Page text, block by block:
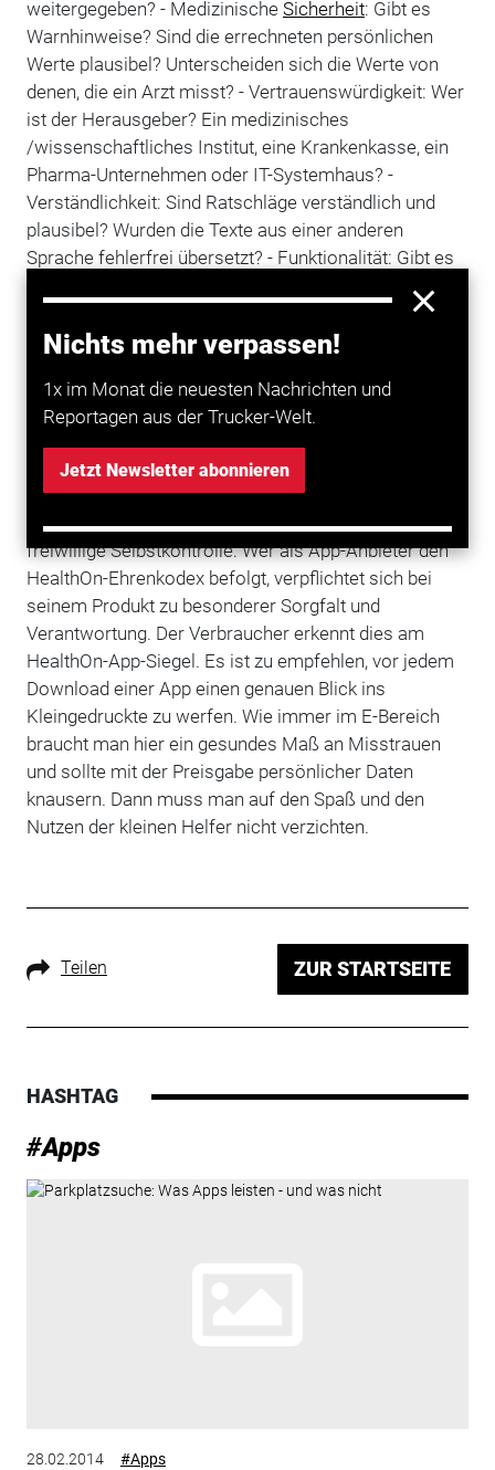
Nichts mehr verpassen!
1x im Monat die neuesten Nachrichten und
Reportagen aus der Trucker-Welt.
Jetzt Newsletter abonnieren
weitergegeben? - Medizinische Sicherheit: Gibt es
Warnhinweise? Sind die errechneten persönlichen
Werte plausibel? Unterscheiden sich die Werte von
denen, die ein Arzt misst? - Vertrauenswürdigkeit: Wer
ist der Herausgeber? Ein medizinisches
/wissenschaftliches Institut, eine Krankenkasse, ein
Pharma-Unternehmen oder IT-Systemhaus? -
Verständlichkeit: Sind Ratschläge verständlich und
plausibel? Wurden die Texte aus einer anderen
Sprache fehlerfrei übersetzt? - Funktionalität: Gibt es
technische Schwächen, Programmierfehler, wie hoch
MIT SENSIBLEN DATEN VORSICHTIG UMGEHEN
Lohnend ist auch der Blick in die Seite
www.healthon.de - eine Datenbank mit über 150 Tests
Präventionspartner", ein unabhängiges Netzwerk zur
Gesundheitsvorsorge und -aufklärung, betreibt sie,
bewertet und testet Apps. Die Initiative setzt auf
freiwillige Selbstkontrolle: Wer als App-Anbieter den
HealthOn-Ehrenkodex befolgt, verpflichtet sich bei
seinem Produkt zu besonderer Sorgfalt und
Verantwortung. Der Verbraucher erkennt dies am
HealthOn-App-Siegel. Es ist zu empfehlen, vor jedem
Download einer App einen genauen Blick ins
Kleingedruckte zu werfen. Wie immer im E-Bereich
braucht man hier ein gesundes Maß an Misstrauen
und sollte mit der Preisgabe persönlicher Daten
knausern. Dann muss man auf den Spaß und den
Nutzen der kleinen Helfer nicht verzichten.
Teilen ZUR STARTSEITE
HASHTAG
#Apps
28.02.2014 #Apps